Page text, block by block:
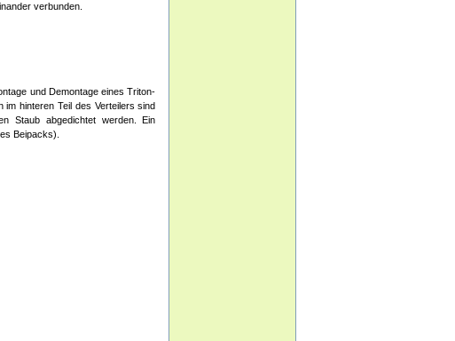
verbunden.
und Demontage eines Triton-
im hinteren Teil des Verteilers sind
Staub abgedichtet werden. Ein
Beipacks).